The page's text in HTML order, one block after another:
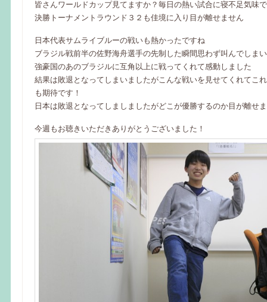
皆さんワールドカップ見てますか？毎日の熱い試合に寝不足気味
決勝トーナメントラウンド３２も佳境に入り目が離せません
日本代表サムライブルーの戦いも熱かったですね
ブラジル戦前半の佐野海舟選手の先制した瞬間思わず叫んでしま
強豪国のあのブラジルに互角以上に戦ってくれて感動しました
結果は敗退となってしまいましたがこんな戦いを見せてくれてこ
も期待です！
日本は敗退となってしましましたがどこが優勝するのか目が離せ
今週もお聴きいただきありがとうございました！